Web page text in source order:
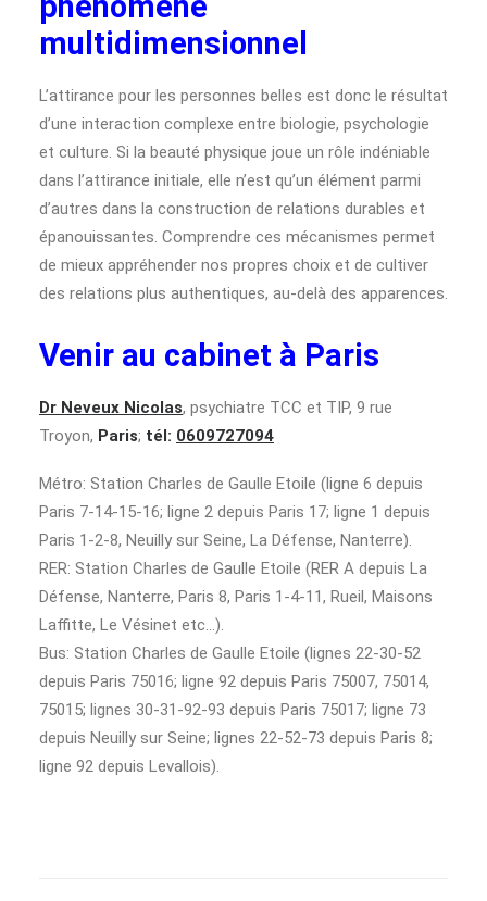
multidimensionnel
L’attirance pour les personnes belles est donc le résultat
d’une interaction complexe entre biologie, psychologie
et culture. Si la beauté physique joue un rôle indéniable
dans l’attirance initiale, elle n’est qu’un élément parmi
d’autres dans la construction de relations durables et
épanouissantes. Comprendre ces mécanismes permet
de mieux appréhender nos propres choix et de cultiver
des relations plus authentiques, au-delà des apparences.
Venir au cabinet à Paris
Dr Neveux Nicolas, psychiatre TCC et TIP, 9 rue
Troyon, Paris; tél: 0609727094
Métro: Station Charles de Gaulle Etoile (ligne 6 depuis
Paris 7-14-15-16; ligne 2 depuis Paris 17; ligne 1 depuis
Paris 1-2-8, Neuilly sur Seine, La Défense, Nanterre).
RER: Station Charles de Gaulle Etoile (RER A depuis La
Défense, Nanterre, Paris 8, Paris 1-4-11, Rueil, Maisons
Laffitte, Le Vésinet etc…).
Bus: Station Charles de Gaulle Etoile (lignes 22-30-52
depuis Paris 75016; ligne 92 depuis Paris 75007, 75014,
75015; lignes 30-31-92-93 depuis Paris 75017; ligne 73
depuis Neuilly sur Seine; lignes 22-52-73 depuis Paris 8;
ligne 92 depuis Levallois).